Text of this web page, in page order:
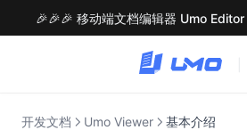
开发文档 Umo Viewer 基本介绍